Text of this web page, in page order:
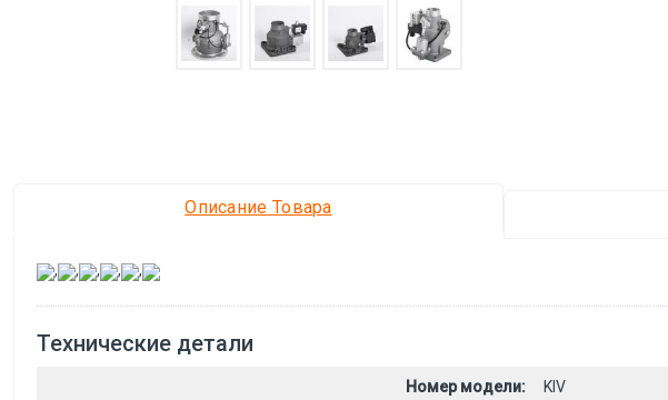
Описание Товара
, , , , ,
Технические детали
Номер модели: KIV